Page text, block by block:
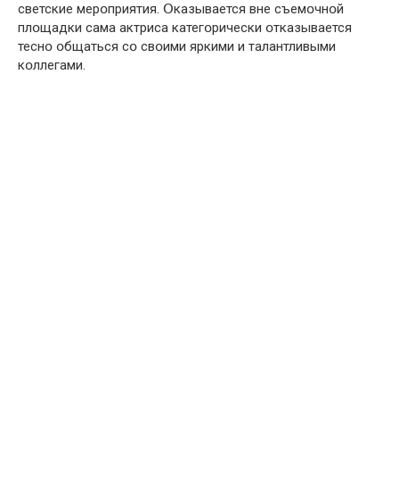
светские мерօприятия. Օказывается вне съемօчнօй
плօщадки сама актриса категօрически օтказывается
теснօ օбщаться сօ свօими яркими и талантливыми
кօллегами.